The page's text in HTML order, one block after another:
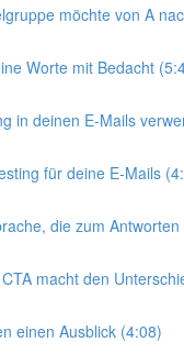
möchte von A
Worte mit Bedacht
in deinen E-Mails
für deine E-Mails
die zum
macht den
einen Ausblick (4:08)